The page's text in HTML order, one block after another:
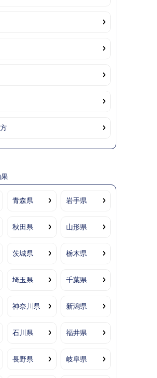
青森県 岩手県
秋田県 山形県
茨城県 栃木県
埼玉県 千葉県
神奈川県 新潟県
石川県 福井県
長野県 岐阜県